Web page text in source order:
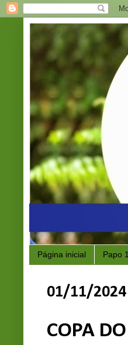
Página inicial Papo
01/11/2024
COPA